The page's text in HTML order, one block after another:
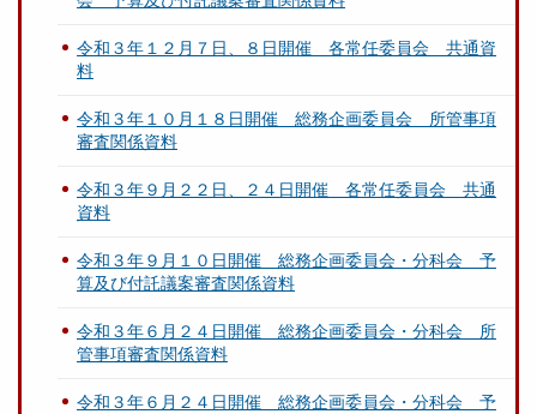
令和３年１２月７日、８日開催 各常任委員会 共通資
料
令和３年１０月１８日開催 総務企画委員会 所管事項
審査関係資料
令和３年９月２２日、２４日開催 各常任委員会 共通
資料
令和３年９月１０日開催 総務企画委員会・分科会 予
算及び付託議案審査関係資料
令和３年６月２４日開催 総務企画委員会・分科会 所
管事項審査関係資料
令和３年６月２４日開催 総務企画委員会・分科会 予